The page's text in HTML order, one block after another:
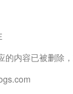
的内容已被删除